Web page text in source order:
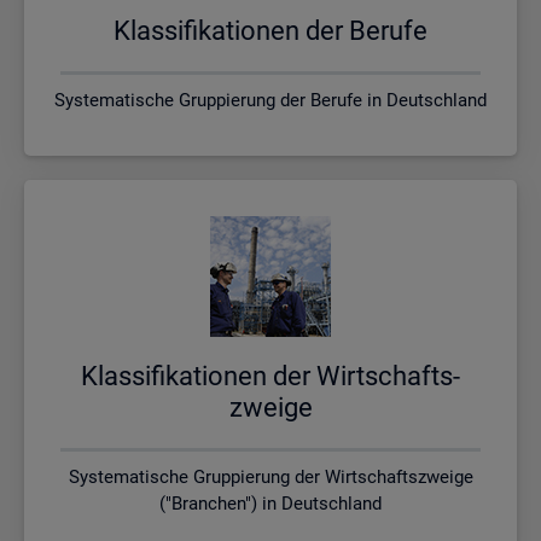
Klas­si­fi­ka­tio­nen der Be­ru­fe
Systematische Gruppierung der Berufe in Deutschland
Klas­si­fi­ka­tio­nen der Wirt­schafts­
zwei­ge
Systematische Gruppierung der Wirtschaftszweige
("Branchen") in Deutschland